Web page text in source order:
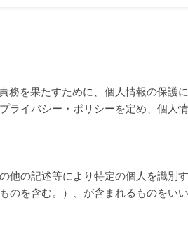
務を果たすために、個人情報の保護
ライバシー・ポリシーを定め、個人
他の記述等により特定の個人を識別
のを含む。）、が含まれるものをい